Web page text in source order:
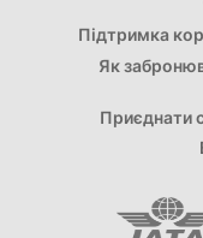
Підтримка
Як
Приєднати